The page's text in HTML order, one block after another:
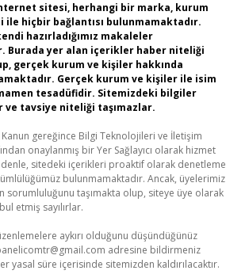
sitesi, herhangi bir marka, kurum
ile hiçbir bağlantısı bulunmamaktadır.
hazırladığımız makaleler
Burada yer alan içerikler haber niteliği
gerçek kurum ve kişiler hakkında
Gerçek kurum ve kişiler ile isim
tesadüfidir. Sitemizdeki bilgiler
tavsiye niteliği taşımazlar.
Kanun gereğince Bilgi Teknolojileri ve İletişim
onaylanmış bir Yer Sağlayıcı olarak hizmet
sitedeki içerikleri proaktif olarak denetleme
bulunmamaktadır. Ancak, üyelerimiz
sorumluluğunu taşımakta olup, siteye üye olarak
etmiş sayılırlar.
aykırı olduğunu düşündüğünüz
adresine bildirmeniz
yasal süre içerisinde sitemizden kaldırılacaktır.